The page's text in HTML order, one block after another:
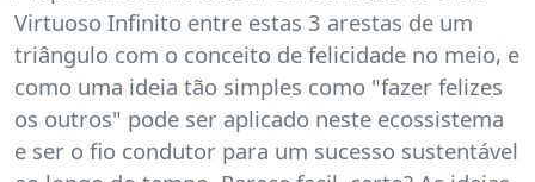
Virtuoso Infinito entre estas 3 arestas de um
triângulo com o conceito de felicidade no meio, e
como uma ideia tão simples como "fazer felizes
os outros" pode ser aplicado neste ecossistema
e ser o fio condutor para um sucesso sustentável